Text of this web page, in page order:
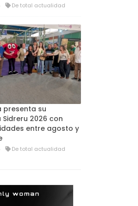
De total actualidad
presenta su
2026 con
entre agosto y
De total actualidad